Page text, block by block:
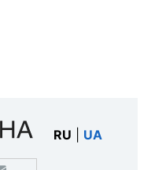
RU UA